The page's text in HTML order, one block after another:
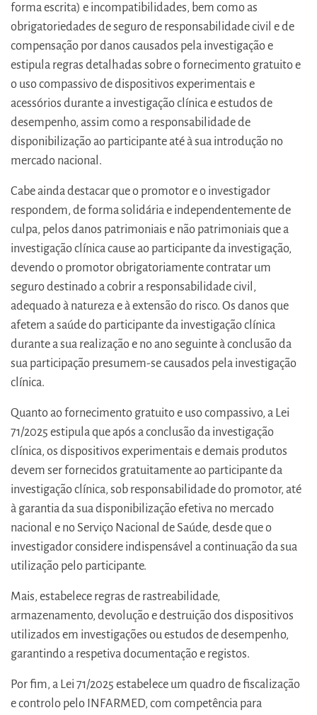
forma escrita) e incompatibilidades, bem como as
obrigatoriedades de seguro de responsabilidade civil e de
compensação por danos causados pela investigação e
estipula regras detalhadas sobre o fornecimento gratuito e
o uso compassivo de dispositivos experimentais e
acessórios durante a investigação clínica e estudos de
desempenho, assim como a responsabilidade de
disponibilização ao participante até à sua introdução no
mercado nacional.
Cabe ainda destacar que o promotor e o investigador
respondem, de forma solidária e independentemente de
culpa, pelos danos patrimoniais e não patrimoniais que a
investigação clínica cause ao participante da investigação,
devendo o promotor obrigatoriamente contratar um
seguro destinado a cobrir a responsabilidade civil,
adequado à natureza e à extensão do risco. Os danos que
afetem a saúde do participante da investigação clínica
durante a sua realização e no ano seguinte à conclusão da
sua participação presumem-se causados pela investigação
clínica.
Quanto ao fornecimento gratuito e uso compassivo, a Lei
71/2025 estipula que após a conclusão da investigação
clínica, os dispositivos experimentais e demais produtos
devem ser fornecidos gratuitamente ao participante da
investigação clínica, sob responsabilidade do promotor, até
à garantia da sua disponibilização efetiva no mercado
nacional e no Serviço Nacional de Saúde, desde que o
investigador considere indispensável a continuação da sua
utilização pelo participante.
Mais, estabelece regras de rastreabilidade,
armazenamento, devolução e destruição dos dispositivos
utilizados em investigações ou estudos de desempenho,
garantindo a respetiva documentação e registos.
Por fim, a Lei 71/2025 estabelece um quadro de fiscalização
e controlo pelo INFARMED, com competência para